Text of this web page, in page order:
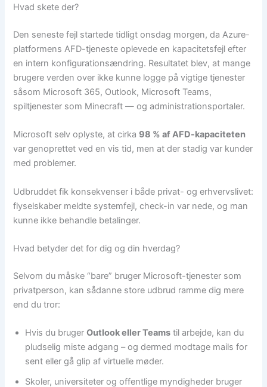
Hvad skete der?
Den seneste fejl startede tidligt onsdag morgen, da Azure-
platformens AFD-tjeneste oplevede en kapacitetsfejl efter
en intern konfigurationsændring. Resultatet blev, at mange
brugere verden over ikke kunne logge på vigtige tjenester
såsom Microsoft 365, Outlook, Microsoft Teams,
spiltjenester som Minecraft — og administrationsportaler.
Microsoft selv oplyste, at cirka 98 % af AFD-kapaciteten
var genoprettet ved en vis tid, men at der stadig var kunder
med problemer.
Udbruddet fik konsekvenser i både privat- og erhvervslivet:
flyselskaber meldte systemfejl, check-in var nede, og man
kunne ikke behandle betalinger.
Hvad betyder det for dig og din hverdag?
Selvom du måske “bare” bruger Microsoft-tjenester som
privatperson, kan sådanne store udbrud ramme dig mere
end du tror:
Hvis du brugerOutlook eller Teams til arbejde, kan du
pludselig miste adgang – og dermed modtage mails for
sent eller gå glip af virtuelle møder.
Skoler, universiteter og offentlige myndigheder bruger